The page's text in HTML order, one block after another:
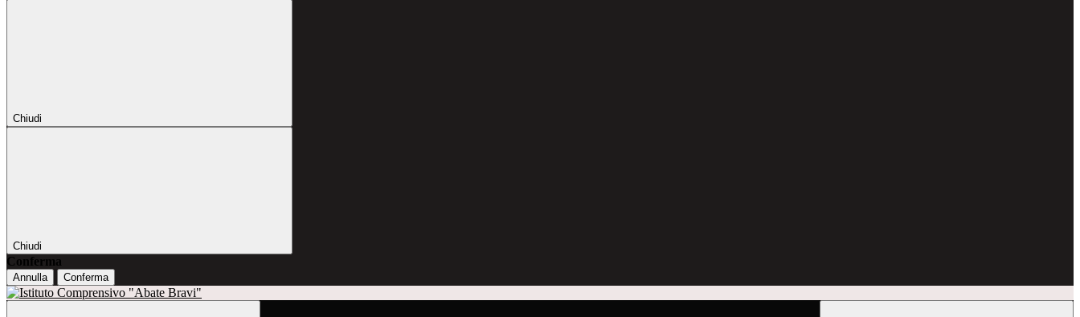
Chiudi
Chiudi
Conferma
Annulla Conferma